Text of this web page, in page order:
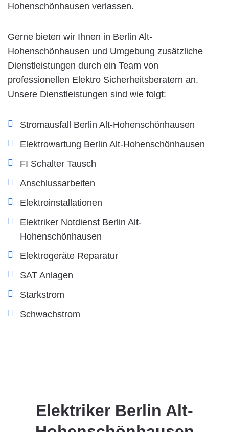
Hohenschönhausen verlassen.
Gerne bieten wir Ihnen in Berlin Alt-
Hohenschönhausen und Umgebung zusätzliche
Dienstleistungen durch ein Team von
professionellen Elektro Sicherheitsberatern an.
Unsere Dienstleistungen sind wie folgt:
Stromausfall Berlin Alt-Hohenschönhausen
Elektrowartung Berlin Alt-Hohenschönhausen
FI Schalter Tausch
Anschlussarbeiten
Elektroinstallationen
Elektriker Notdienst Berlin Alt-
Hohenschönhausen
Elektrogeräte Reparatur
SAT Anlagen
Starkstrom
Schwachstrom
Elektriker Berlin Alt-